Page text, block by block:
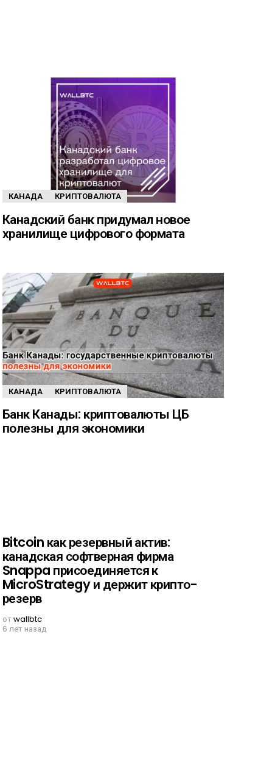
КАНАДА КРИПТОВАЛЮТА
Канадский банк придумал новое
хранилище цифрового формата
КАНАДА КРИПТОВАЛЮТА
Банк Канады: криптовалюты ЦБ
полезны для экономики
Bitcoin как резервный актив:
канадская софтверная фирма
Snappa присоединяется к
MicroStrategy и держит крипто-
резерв
отwallbtc
6 лет назад